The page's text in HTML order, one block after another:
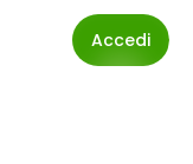
Accedi